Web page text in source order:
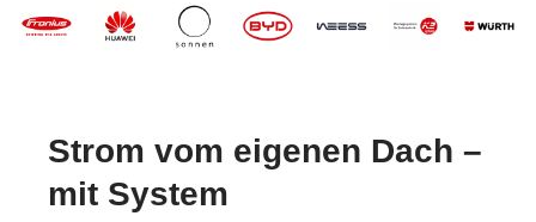
Strom vom eigenen Dach –
mit System